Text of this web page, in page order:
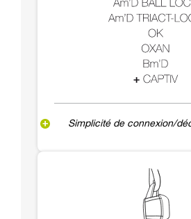
Simplicité de connexion/